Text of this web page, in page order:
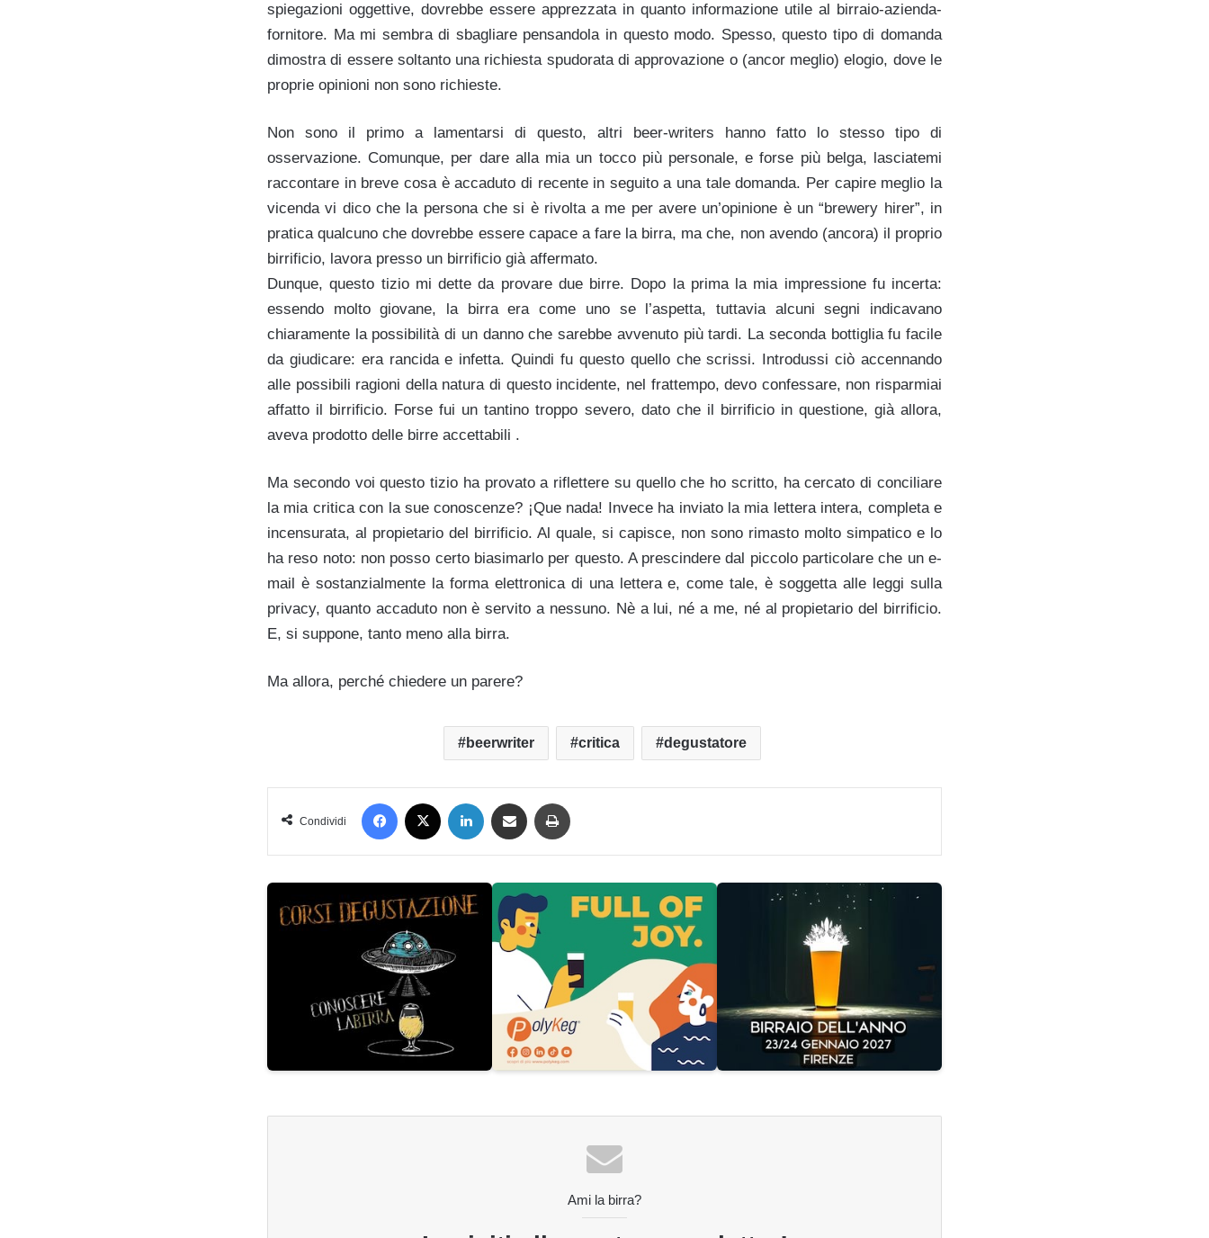
spiegazioni oggettive, dovrebbe essere apprezzata in quanto informazione utile al birraio-azienda-
fornitore. Ma mi sembra di sbagliare pensandola in questo modo. Spesso, questo tipo di domanda
dimostra di essere soltanto una richiesta spudorata di approvazione o (ancor meglio) elogio, dove le
proprie opinioni non sono richieste.
Non sono il primo a lamentarsi di questo, altri beer-writers hanno fatto lo stesso tipo di
osservazione. Comunque, per dare alla mia un tocco più personale, e forse più belga, lasciatemi
raccontare in breve cosa è accaduto di recente in seguito a una tale domanda. Per capire meglio la
vicenda vi dico che la persona che si è rivolta a me per avere un’opinione è un “brewery hirer”, in
pratica qualcuno che dovrebbe essere capace a fare la birra, ma che, non avendo (ancora) il proprio
birrificio, lavora presso un birrificio già affermato.
Dunque, questo tizio mi dette da provare due birre. Dopo la prima la mia impressione fu incerta:
essendo molto giovane, la birra era come uno se l’aspetta, tuttavia alcuni segni indicavano
chiaramente la possibilità di un danno che sarebbe avvenuto più tardi. La seconda bottiglia fu facile
da giudicare: era rancida e infetta. Quindi fu questo quello che scrissi. Introdussi ciò accennando
alle possibili ragioni della natura di questo incidente, nel frattempo, devo confessare, non risparmiai
affatto il birrificio. Forse fui un tantino troppo severo, dato che il birrificio in questione, già allora,
aveva prodotto delle birre accettabili .
Ma secondo voi questo tizio ha provato a riflettere su quello che ho scritto, ha cercato di conciliare
la mia critica con la sue conoscenze? ¡Que nada! Invece ha inviato la mia lettera intera, completa e
incensurata, al propietario del birrificio. Al quale, si capisce, non sono rimasto molto simpatico e lo
ha reso noto: non posso certo biasimarlo per questo. A prescindere dal piccolo particolare che un e-
mail è sostanzialmente la forma elettronica di una lettera e, come tale, è soggetta alle leggi sulla
privacy, quanto accaduto non è servito a nessuno. Nè a lui, né a me, né al propietario del birrificio.
E, si suppone, tanto meno alla birra.
Ma allora, perché chiedere un parere?
beerwriter critica degustatore
Condividi
Facebook LinkedIn Condividi via mail
Ami la birra?